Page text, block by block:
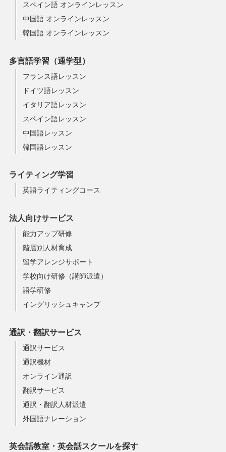
スペイン語 オンラインレッスン
中国語 オンラインレッスン
韓国語 オンラインレッスン
多言語学習（通学型）
フランス語レッスン
ドイツ語レッスン
イタリア語レッスン
スペイン語レッスン
中国語レッスン
韓国語レッスン
ライティング学習
英語ライティングコース
法人向けサービス
能力アップ研修
階層別人材育成
留学アレンジサポート
学校向け研修（講師派遣）
語学研修
イングリッシュキャンプ
通訳・翻訳サービス
通訳サービス
通訳機材
オンライン通訳
翻訳サービス
通訳・翻訳人材派遣
外国語ナレーション
英会話教室・英会話スクールを探す